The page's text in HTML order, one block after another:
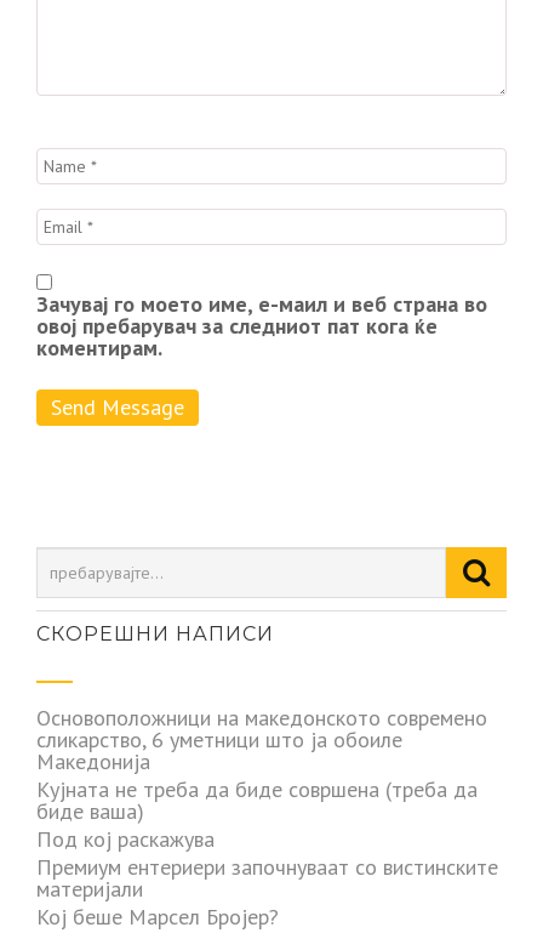
Зачувај го моето име, е-маил и веб страна во
овој пребарувач за следниот пат кога ќе
коментирам.
СКОРЕШНИ НАПИСИ
Основоположници на македонското современо
сликарство, 6 уметници што ја обоиле
Македонија
Кујната не треба да биде совршена (треба да
биде ваша)
Под кој раскажува
Премиум ентериери започнуваат со вистинските
материјали
Кој беше Марсел Бројер?